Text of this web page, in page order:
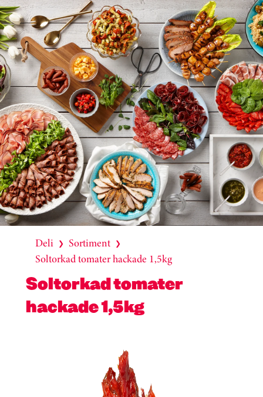
Deli ❯ Sortiment ❯
Soltorkad tomater hackade 1,5kg
Soltorkad tomater
hackade 1,5kg